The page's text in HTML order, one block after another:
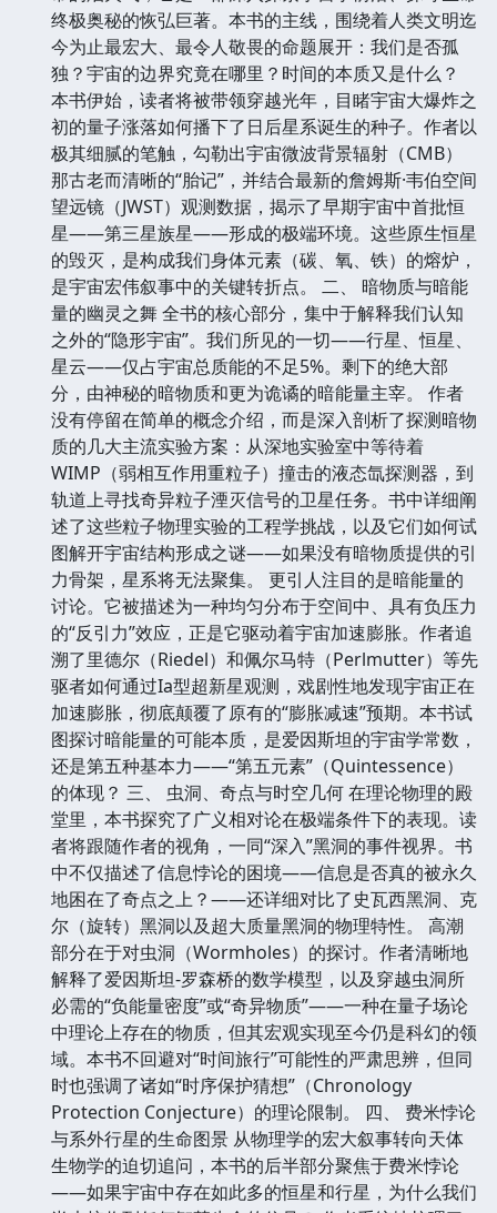
终极奥秘的恢弘巨著。本书的主线，围绕着人类文明迄
今为止最宏大、最令人敬畏的命题展开：我们是否孤
独？宇宙的边界究竟在哪里？时间的本质又是什么？
本书伊始，读者将被带领穿越光年，目睹宇宙大爆炸之
初的量子涨落如何播下了日后星系诞生的种子。作者以
极其细腻的笔触，勾勒出宇宙微波背景辐射（CMB）
那古老而清晰的“胎记”，并结合最新的詹姆斯·韦伯空间
望远镜（JWST）观测数据，揭示了早期宇宙中首批恒
星——第三星族星——形成的极端环境。这些原生恒星
的毁灭，是构成我们身体元素（碳、氧、铁）的熔炉，
是宇宙宏伟叙事中的关键转折点。 二、 暗物质与暗能
量的幽灵之舞 全书的核心部分，集中于解释我们认知
之外的“隐形宇宙”。我们所见的一切——行星、恒星、
星云——仅占宇宙总质能的不足5%。剩下的绝大部
分，由神秘的暗物质和更为诡谲的暗能量主宰。 作者
没有停留在简单的概念介绍，而是深入剖析了探测暗物
质的几大主流实验方案：从深地实验室中等待着
WIMP（弱相互作用重粒子）撞击的液态氙探测器，到
轨道上寻找奇异粒子湮灭信号的卫星任务。书中详细阐
述了这些粒子物理实验的工程学挑战，以及它们如何试
图解开宇宙结构形成之谜——如果没有暗物质提供的引
力骨架，星系将无法聚集。 更引人注目的是暗能量的
讨论。它被描述为一种均匀分布于空间中、具有负压力
的“反引力”效应，正是它驱动着宇宙加速膨胀。作者追
溯了里德尔（Riedel）和佩尔马特（Perlmutter）等先
驱者如何通过Ia型超新星观测，戏剧性地发现宇宙正在
加速膨胀，彻底颠覆了原有的“膨胀减速”预期。本书试
图探讨暗能量的可能本质，是爱因斯坦的宇宙学常数，
还是第五种基本力——“第五元素”（Quintessence）
的体现？ 三、 虫洞、奇点与时空几何 在理论物理的殿
堂里，本书探究了广义相对论在极端条件下的表现。读
者将跟随作者的视角，一同“深入”黑洞的事件视界。书
中不仅描述了信息悖论的困境——信息是否真的被永久
地困在了奇点之上？——还详细对比了史瓦西黑洞、克
尔（旋转）黑洞以及超大质量黑洞的物理特性。 高潮
部分在于对虫洞（Wormholes）的探讨。作者清晰地
解释了爱因斯坦-罗森桥的数学模型，以及穿越虫洞所
必需的“负能量密度”或“奇异物质”——一种在量子场论
中理论上存在的物质，但其宏观实现至今仍是科幻的领
域。本书不回避对“时间旅行”可能性的严肃思辨，但同
时也强调了诸如“时序保护猜想”（Chronology
Protection Conjecture）的理论限制。 四、 费米悖论
与系外行星的生命图景 从物理学的宏大叙事转向天体
生物学的迫切追问，本书的后半部分聚焦于费米悖论
——如果宇宙中存在如此多的恒星和行星，为什么我们